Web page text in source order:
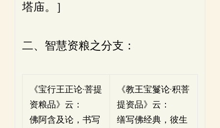
塔庙。］
二、智慧资粮之分支：
《宝行王正论·菩提
资粮品》云：
佛阿含及论，书写
《教王宝鬘论·积菩
提资品》云：
缮写佛经典，彼生